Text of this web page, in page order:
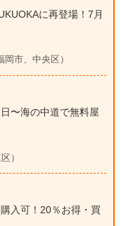
に再登場！7月
市、中央区）
〜海の中道で無料屋
）
入可！20％お得・買